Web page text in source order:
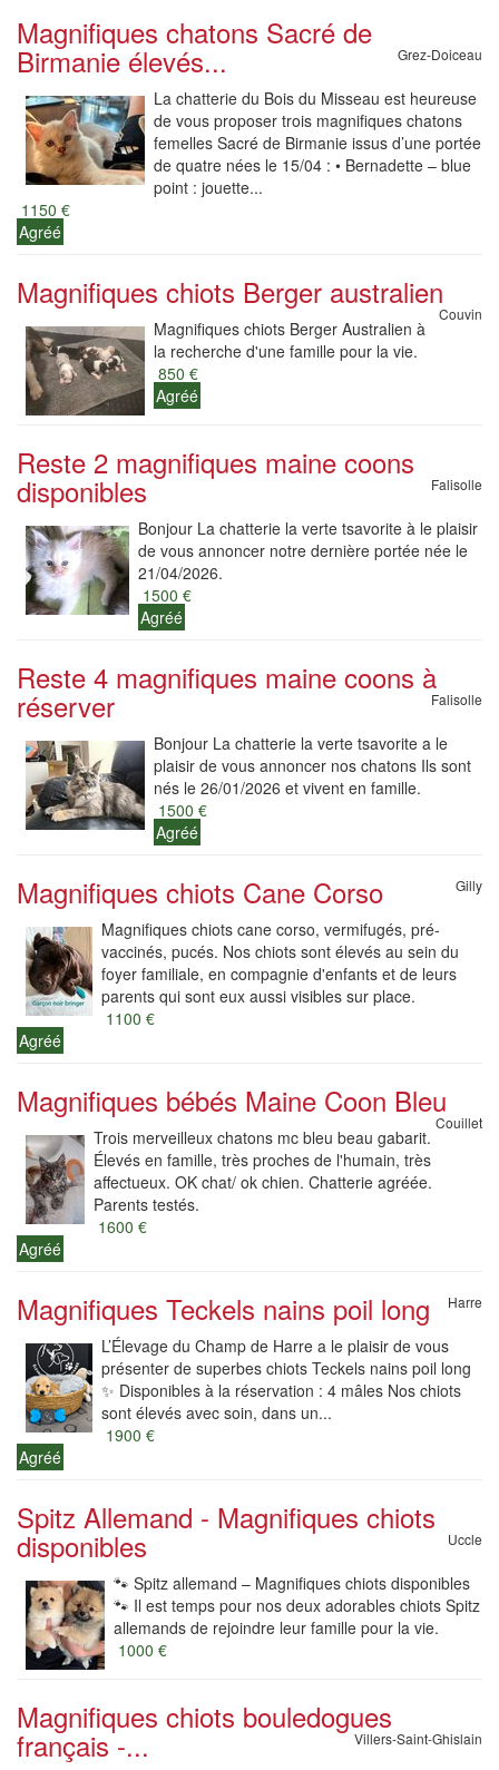
Magnifiques chatons Sacré de
Birmanie élevés... Grez-Doiceau
La chatterie du Bois du Misseau est heureuse
de vous proposer trois magnifiques chatons
femelles Sacré de Birmanie issus d’une portée
de quatre nées le 15/04 : • Bernadette – blue
point : jouette...
1150 €
Agréé
Magnifiques chiots Berger australien
Couvin
Magnifiques chiots Berger Australien à
la recherche d'une famille pour la vie.
850 €
Agréé
Reste 2 magnifiques maine coons
disponibles Falisolle
Bonjour La chatterie la verte tsavorite à le plaisir
de vous annoncer notre dernière portée née le
21/04/2026.
1500 €
Agréé
Reste 4 magnifiques maine coons à
réserver Falisolle
Bonjour La chatterie la verte tsavorite a le
plaisir de vous annoncer nos chatons Ils sont
nés le 26/01/2026 et vivent en famille.
1500 €
Agréé
Magnifiques chiots Cane Corso Gilly
Magnifiques chiots cane corso, vermifugés, pré-
vaccinés, pucés. Nos chiots sont élevés au sein du
foyer familiale, en compagnie d'enfants et de leurs
parents qui sont eux aussi visibles sur place.
1100 €
Agréé
Magnifiques bébés Maine Coon Bleu
Couillet
Trois merveilleux chatons mc bleu beau gabarit.
Élevés en famille, très proches de l'humain, très
affectueux. OK chat/ ok chien. Chatterie agréée.
Parents testés.
1600 €
Agréé
Magnifiques Teckels nains poil long Harre
L’Élevage du Champ de Harre a le plaisir de vous
présenter de superbes chiots Teckels nains poil long
✨ Disponibles à la réservation : 4 mâles Nos chiots
sont élevés avec soin, dans un...
1900 €
Agréé
Spitz Allemand - Magnifiques chiots
disponibles Uccle
🐾 Spitz allemand – Magnifiques chiots disponibles
🐾 Il est temps pour nos deux adorables chiots Spitz
allemands de rejoindre leur famille pour la vie.
1000 €
Magnifiques chiots bouledogues
français -... Villers-Saint-Ghislain